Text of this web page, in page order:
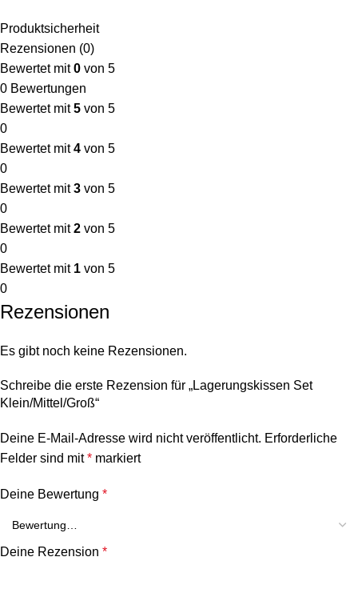
Produktsicherheit
Rezensionen (0)
Bewertet mit0 von 5
0 Bewertungen
Bewertet mit5 von 5
0
Bewertet mit4 von 5
0
Bewertet mit3 von 5
0
Bewertet mit2 von 5
0
Bewertet mit 1 von 5
0
Rezensionen
Es gibt noch keine Rezensionen.
Schreibe die erste Rezension für „Lagerungskissen Set
Klein/Mittel/Groß“
Deine E-Mail-Adresse wird nicht veröffentlicht. Erforderliche
Felder sind mit* markiert
Deine Bewertung *
Deine Rezension *